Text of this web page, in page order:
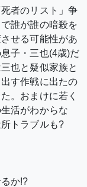
者のリスト」争
誰が誰の暗殺を
せる可能性があ
子・三也(4歳)だ
也と疑似家族と
す作戦に出たの
。おまけに若く
活がわからな
トラブルも?
か!?